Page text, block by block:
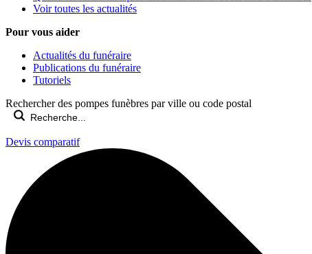
Voir toutes les actualités
Pour vous aider
Actualités du funéraire
Publications du funéraire
Tutoriels
Rechercher des pompes funèbres par ville ou code postal
Devis comparatif